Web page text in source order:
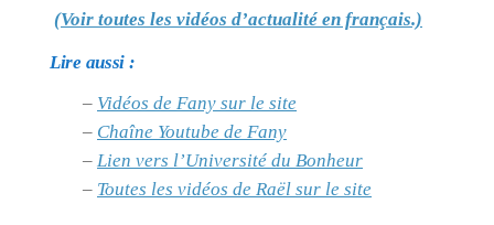
(Voir toutes les vidéos d’actualité en français.)
Lire aussi :
– Vidéos de Fany sur le site
– Chaîne Youtube de Fany
– Lien vers l’Université du Bonheur
– Toutes les vidéos de Raël sur le site